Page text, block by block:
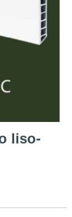
liso-